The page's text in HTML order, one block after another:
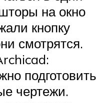
на окно
кнопку
смотрятся.
подготовить
чертежи.